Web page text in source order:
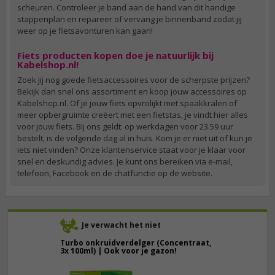
Je verwacht het niet
Turbo onkruidverdelger (Concentraat,
3x 100ml) | Ook voor je gazon!
scheuren. Controleer je band aan de hand van dit handige
stappenplan en repareer of vervang je binnenband zodat jij
weer op je fietsavonturen kan gaan!
Fiets producten kopen doe je natuurlijk bij
Kabelshop.nl!
Zoek jij nog goede fietsaccessoires voor de scherpste prijzen?
Bekijk dan snel ons assortiment en koop jouw accessoires op
Kabelshop.nl. Of je jouw fiets opvrolijkt met spaakkralen of
meer opbergruimte creëert met een fietstas, je vindt hier alles
voor jouw fiets. Bij ons geldt: op werkdagen voor 23.59 uur
bestelt, is de volgende dag al in huis. Kom je er niet uit of kun je
iets niet vinden? Onze klantenservice staat voor je klaar voor
snel en deskundig advies. Je kunt ons bereiken via e-mail,
telefoon, Facebook en de chatfunctie op de website.